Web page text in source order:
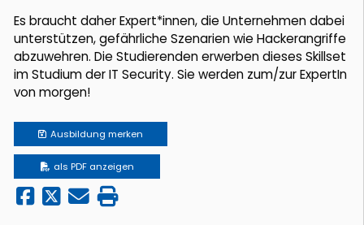
Es braucht daher Expert*innen, die Unternehmen dabei
unterstützen, gefährliche Szenarien wie Hackerangriffe
abzuwehren. Die Studierenden erwerben dieses Skillset
im Studium der IT Security. Sie werden zum/zur ExpertIn
von morgen!
Ausbildung merken
als PDF anzeigen